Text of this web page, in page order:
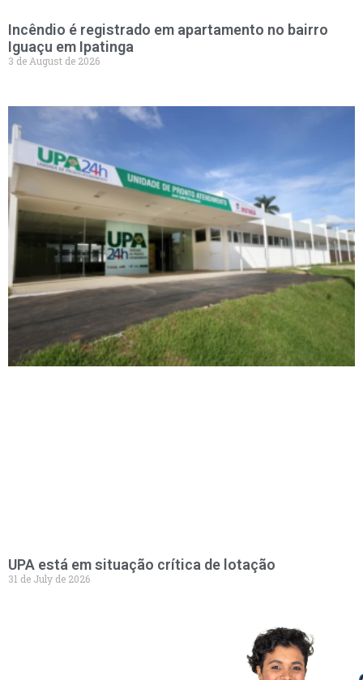
Incêndio é registrado em apartamento no bairro
Iguaçu em Ipatinga
3 de August de 2026
UPA está em situação crítica de lotação
31 de July de 2026